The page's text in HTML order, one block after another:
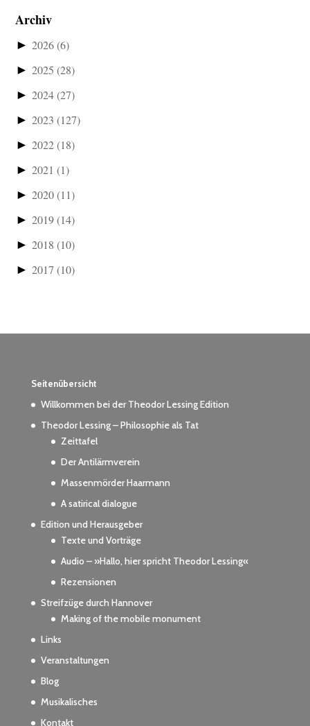
Archiv
► 2026(6)
► 2025(28)
► 2024(27)
► 2023(127)
► 2022(18)
► 2021(1)
► 2020(11)
► 2019(14)
► 2018(10)
► 2017(10)
Seitenübersicht
Willkommen bei der Theodor Lessing Edition
Theodor Lessing – Philosophie als Tat
Zeittafel
Der Antilärmverein
Massenmörder Haarmann
A satirical dialogue
Edition und Herausgeber
Texte und Vorträge
Audio – »Hallo, hier spricht Theodor Lessing«
Rezensionen
Streifzüge durch Hannover
Making of the mobile monument
Links
Veranstaltungen
Blog
Musikalisches
Kontakt